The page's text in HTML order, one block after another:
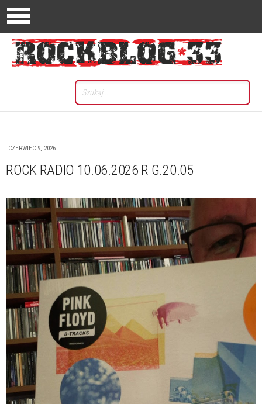
CZERWIEC 9, 2026
ROCK RADIO 10.06.2026 R G.20.05